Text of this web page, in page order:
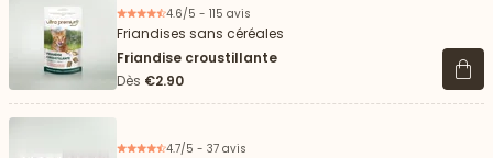
4.6/5 - 115 avis
Friandises sans céréales
Friandise croustillante
Dès €2.90 Voir
4.7/5 - 37 avis